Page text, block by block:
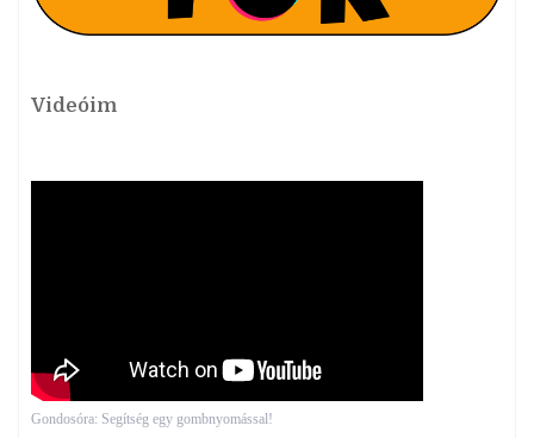
Videóim
Gondosóra: Segítség egy gombnyomással!